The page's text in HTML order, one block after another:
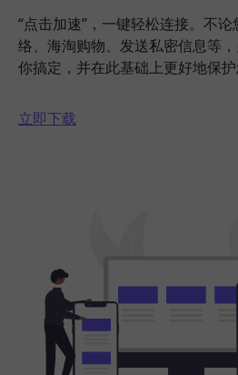
“点击加速”，一键轻松连接。不
络、海淘购物、发送私密信息等
你搞定，并在此基础上更好地保护
立即下载